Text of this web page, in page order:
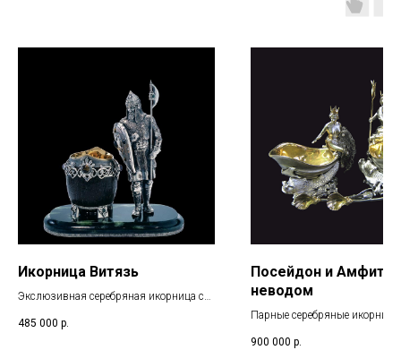
Икорница Витязь
Экслюзивная серебряная икорница с
камня
485 000 р.
Посейдон и
неводом
Парные серебряные икорница
900 000 р.